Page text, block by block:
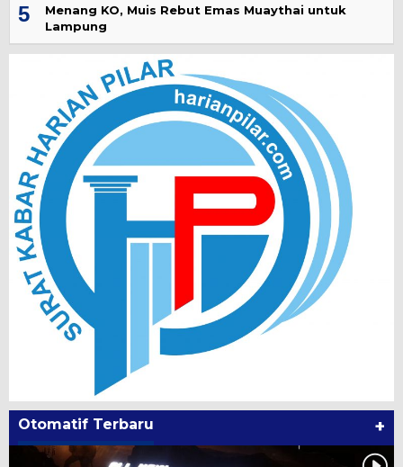
5
Menang KO, Muis Rebut Emas Muaythai untuk
Lampung
Otomatif Terbaru +